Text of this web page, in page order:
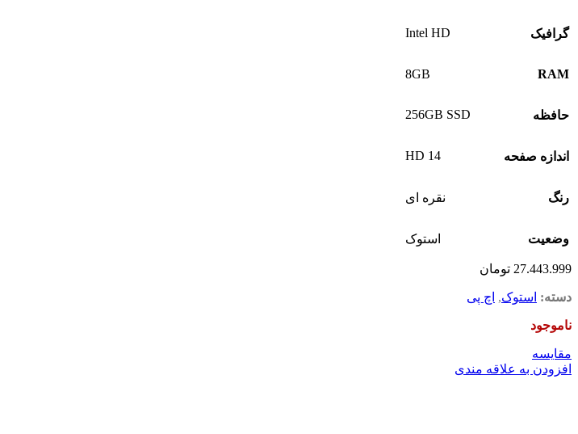
گرافیک Intel HD
RAM
8GB
حافظه 256GB SSD
اندازه صفحه 14 HD
رنگ نقره ای
وضعیت استوک
27.443.999 تومان
دسته: استوک, اچ پی
ناموجود
مقايسه
افزودن به علاقه مندی